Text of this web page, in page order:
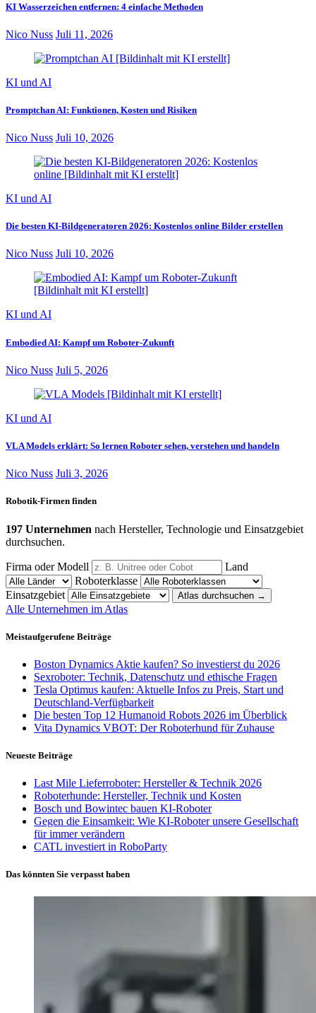
KI Wasserzeichen entfernen: 4 einfache Methoden
Nico Nuss Juli 11, 2026
KI und AI
Promptchan AI: Funktionen, Kosten und Risiken
Nico Nuss Juli 10, 2026
KI und AI
Die besten KI-Bildgeneratoren 2026: Kostenlos online Bilder erstellen
Nico Nuss Juli 10, 2026
KI und AI
Embodied AI: Kampf um Roboter-Zukunft
Nico Nuss Juli 5, 2026
KI und AI
VLA Models erklärt: So lernen Roboter sehen, verstehen und handeln
Nico Nuss Juli 3, 2026
Robotik-Firmen finden
197 Unternehmen nach Hersteller, Technologie und Einsatzgebiet
durchsuchen.
Firma oder Modell
Land
Roboterklasse
Einsatzgebiet
Atlas durchsuchen →
Alle Unternehmen im Atlas
Meistaufgerufene Beiträge
Boston Dynamics Aktie kaufen? So investierst du 2026
Sexroboter: Technik, Datenschutz und ethische Fragen
Tesla Optimus kaufen: Aktuelle Infos zu Preis, Start und
Deutschland-Verfügbarkeit
Die besten Top 12 Humanoid Robots 2026 im Überblick
Vita Dynamics VBOT: Der Roboterhund für Zuhause
Neueste Beiträge
Last Mile Lieferroboter: Hersteller & Technik 2026
Roboterhunde: Hersteller, Technik und Kosten
Bosch und Bowintec bauen KI-Roboter
Gegen die Einsamkeit: Wie KI-Roboter unsere Gesellschaft
für immer verändern
CATL investiert in RoboParty
Das könnten Sie verpasst haben